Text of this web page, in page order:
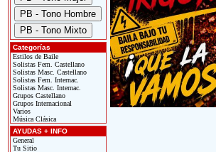
Categorías
Estilos de Baile
Solistas Fem. Castellano
Solistas Masc. Castellano
Solistas Fem. Internac.
Solistas Masc. Internac.
Grupos Castellano
Grupos Internacional
Varios
Música Clásica
AYUDAS + INFO
General
Tu Sitio